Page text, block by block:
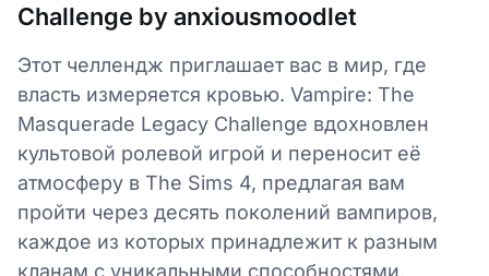
Challenge by anxiousmoodlet
Этот челлендж приглашает вас в мир, где
власть измеряется кровью. Vampire: The
Masquerade Legacy Challenge вдохновлен
культовой ролевой игрой и переносит её
атмосферу в The Sims 4, предлагая вам
пройти через десять поколений вампиров,
каждое из которых принадлежит к разным
кланам с уникальными способностями,